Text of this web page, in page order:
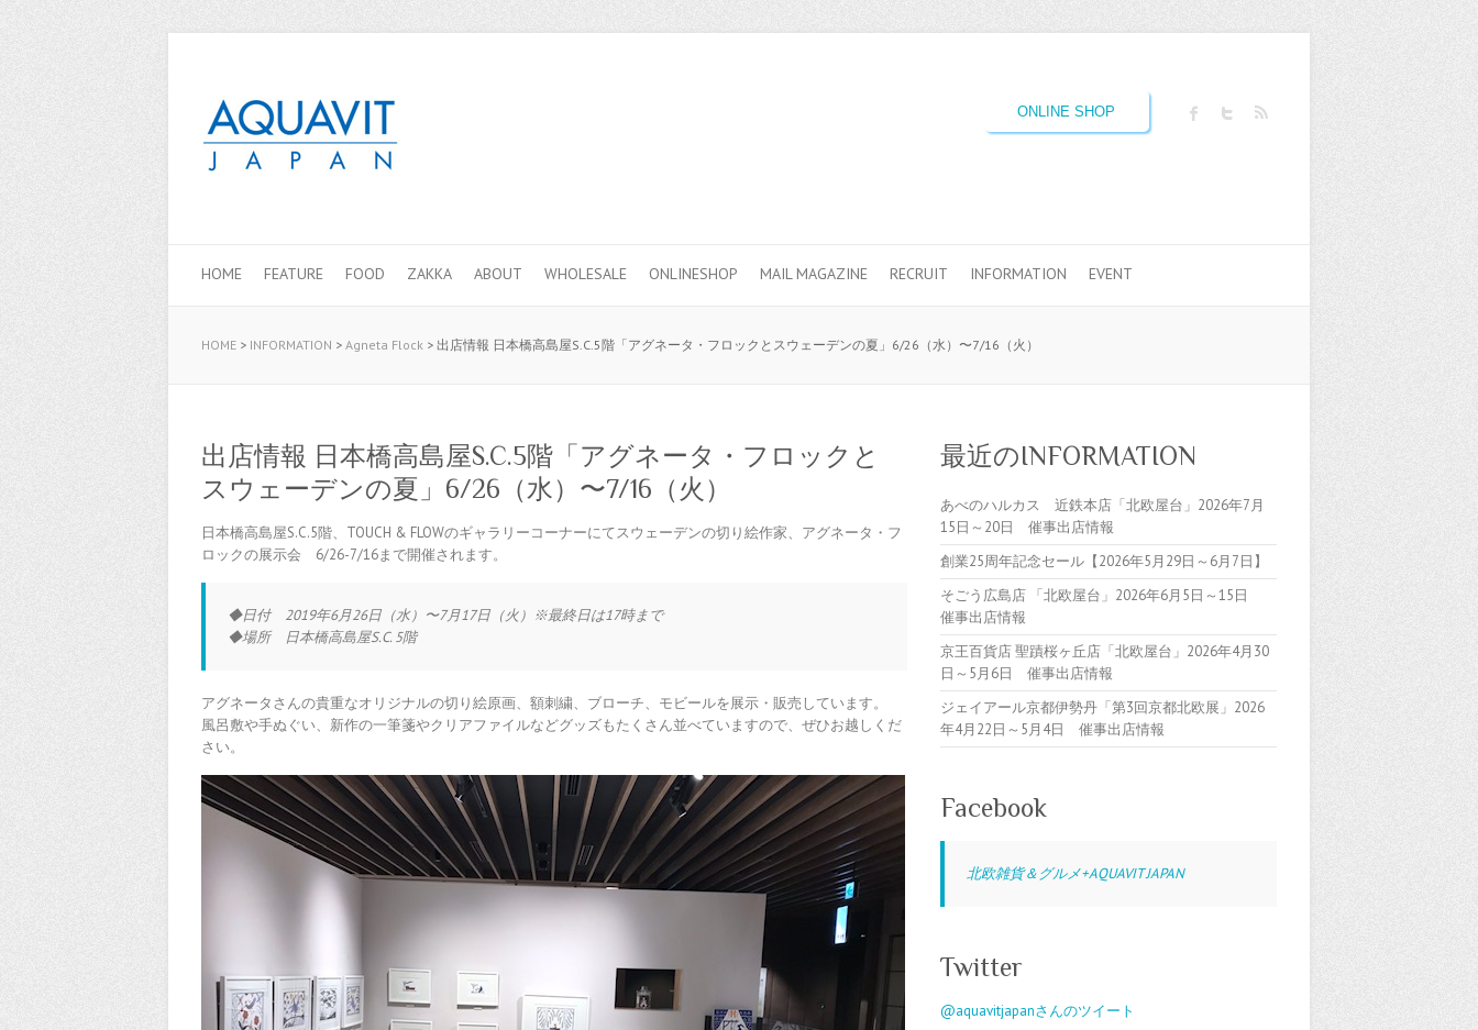
ONLINE SHOP
HOME FEATURE FOOD ZAKKA ABOUT WHOLESALE ONLINESHOP MAIL MAGAZINE RECRUIT INFORMATION EVENT
HOME > INFORMATION > Agneta Flock > 出店情報 日本橋高島屋S.C.5階「アグネータ・フロックとスウェーデンの夏」6/26（水）〜7/16（火）
出店情報 日本橋高島屋S.C.5階「アグネータ・フロックと
スウェーデンの夏」6/26（水）〜7/16（火）
日本橋高島屋S.C.5階、TOUCH & FLOWのギャラリーコーナーにてスウェーデンの切り絵作家、アグネータ・フ
ロックの展示会 6/26-7/16まで開催されます。
◆日付 2019年6月26日（水）〜7月17日（火）※最終日は17時まで
◆場所 日本橋高島屋S.C. 5階
アグネータさんの貴重なオリジナルの切り絵原画、額刺繍、ブローチ、モビールを展示・販売しています。
風呂敷や手ぬぐい、新作の一筆箋やクリアファイルなどグッズもたくさん並べていますので、ぜひお越しくだ
さい。
最近のINFORMATION
あべのハルカス 近鉄本店「北欧屋台」2026年7月
15日～20日 催事出店情報
創業25周年記念セール【2026年5月29日～6月7日】
そごう広島店 「北欧屋台」2026年6月5日～15日
催事出店情報
京王百貨店 聖蹟桜ヶ丘店「北欧屋台」2026年4月30
日～5月6日 催事出店情報
ジェイアール京都伊勢丹「第3回京都北欧展」2026
年4月22日～5月4日 催事出店情報
Facebook
北欧雑貨＆グルメ+AQUAVIT JAPAN
Twitter
@aquavitjapanさんのツイート